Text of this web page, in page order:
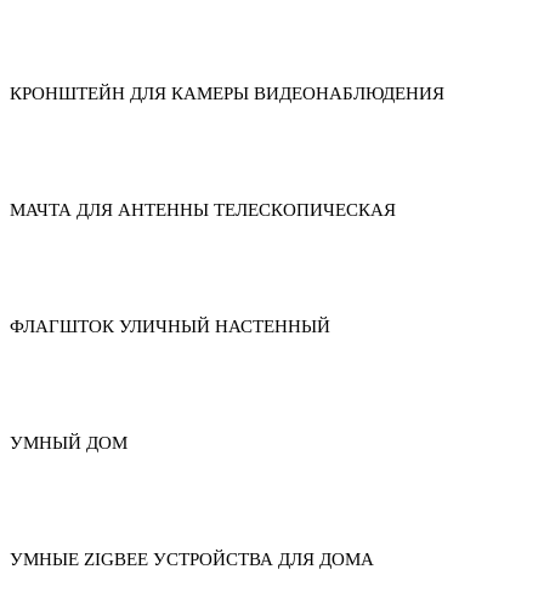
КРОНШТЕЙН ДЛЯ КАМЕРЫ ВИДЕОНАБЛЮДЕНИЯ
МАЧТА ДЛЯ АНТЕННЫ ТЕЛЕСКОПИЧЕСКАЯ
ФЛАГШТОК УЛИЧНЫЙ НАСТЕННЫЙ
УМНЫЙ ДОМ
УМНЫЕ ZIGBEE УСТРОЙСТВА ДЛЯ ДОМА